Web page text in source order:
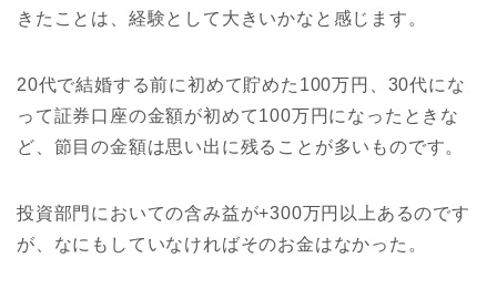
きたことは、経験として大きいかなと感じます。
20代で結婚する前に初めて貯めた100万円、30代にな
って証券口座の金額が初めて100万円になったときな
ど、節目の金額は思い出に残ることが多いものです。
投資部門においての含み益が+300万円以上あるのです
が、なにもしていなければそのお金はなかった。